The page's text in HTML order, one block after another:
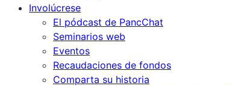
Involúcrese
El pódcast de PancChat
Seminarios web
Eventos
Recaudaciones de fondos
Comparta su historia